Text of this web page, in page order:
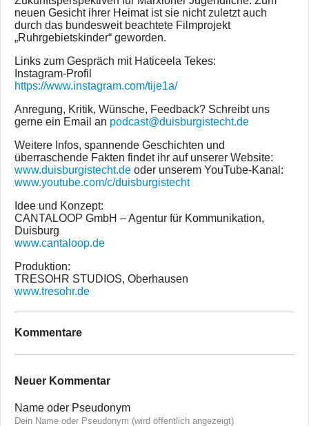
neuen Gesicht ihrer Heimat ist sie nicht zuletzt auch
durch das bundesweit beachtete Filmprojekt
„Ruhrgebietskinder“ geworden.
Links zum Gespräch mit Haticeela Tekes:
Instagram-Profil
https://www.instagram.com/tije1a/
Anregung, Kritik, Wünsche, Feedback? Schreibt uns
gerne ein Email an podcast@duisburgistecht.de
Weitere Infos, spannende Geschichten und
überraschende Fakten findet ihr auf unserer Website:
www.duisburgistecht.de oder unserem YouTube-Kanal:
www.youtube.com/c/duisburgistecht
Idee und Konzept:
CANTALOOP GmbH – Agentur für Kommunikation,
Duisburg
www.cantaloop.de
Produktion:
TRESOHR STUDIOS, Oberhausen
www.tresohr.de
Kommentare
Neuer Kommentar
Name oder Pseudonym
Dein Name oder Pseudonym (wird öffentlich angezeigt)